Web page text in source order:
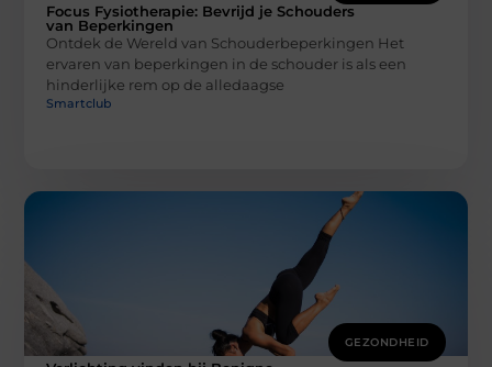
Focus Fysiotherapie: Bevrijd je Schouders
van Beperkingen
Ontdek de Wereld van Schouderbeperkingen Het
ervaren van beperkingen in de schouder is als een
hinderlijke rem op de alledaagse
Smartclub
GEZONDHEID